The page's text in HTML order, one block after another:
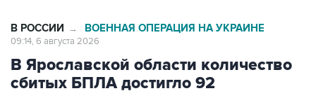
В РОССИИ → ВОЕННАЯ ОПЕРАЦИЯ НА УКРАИНЕ
09:14, 6 августа 2026
В Ярославской области количество
сбитых БПЛА достигло 92